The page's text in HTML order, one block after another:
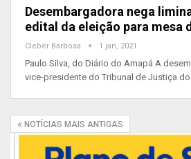
Desembargadora nega
edital da eleição para mesa
Cleber Barbosa 1 jan, 2021
Paulo Silva, do Diário do Amapá A
vice-presidente do Tribunal de Justiça do
NOTÍCIAS MAIS ANTIGAS